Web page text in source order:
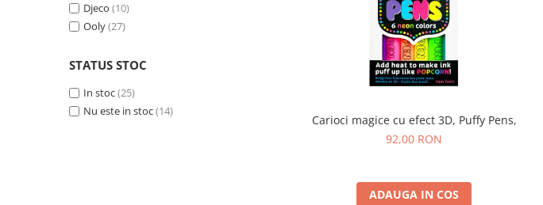
Djeco (10)
Ooly(27)
STATUS STOC
In stoc(25)
Nu este in stoc(14)
Carioci magice cu efect 3D, Puffy Pens,
92,00 RON
ADAUGA IN COS